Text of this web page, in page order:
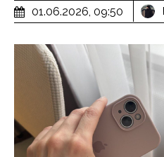
01.06.2026, 09:50